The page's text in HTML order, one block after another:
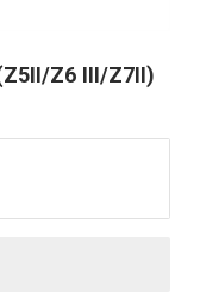
Z6 III/Z7II)